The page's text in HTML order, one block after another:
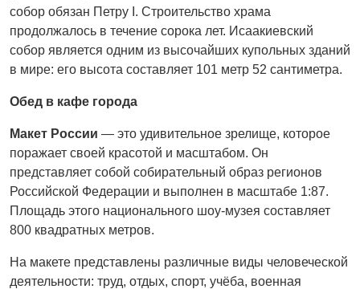
собор обязан Петру I. Строительство храма
продолжалось в течение сорока лет. Исаакиевский
собор является одним из высочайших купольных зданий
в мире: его высота составляет 101 метр 52 сантиметра.
Обед в кафе города
Макет России — это удивительное зрелище, которое
поражает своей красотой и масштабом. Он
представляет собой собирательный образ регионов
Российской Федерации и выполнен в масштабе 1:87.
Площадь этого национального шоу-музея составляет
800 квадратных метров.
На макете представлены различные виды человеческой
деятельности: труд, отдых, спорт, учёба, военная